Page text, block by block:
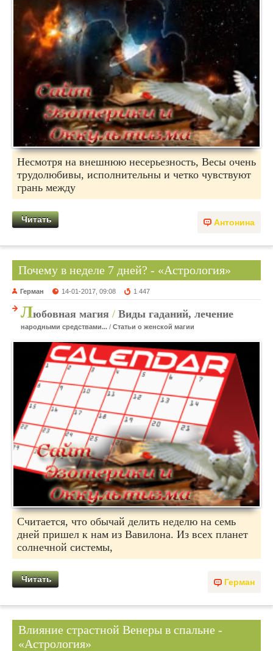
Несмотря на внешнюю несерьезность, Весы очень
трудолюбивы, исполнительны и четко чувствуют
грань между
Антонина
Читать
Почему в неделе 7 дней? - «Астрология»
Герман 14-01-2017, 09:08 1 447
Любовная магия / Виды гаданий, лечение
народными средствами... / Статьи о женской магии
Считается, что обычай делить неделю на семь
дней пришел к нам из Вавилона. Из всех планет
солнечной системы,
Герман
Читать
Влияние страстной Венеры в спальне -
«Астрология»